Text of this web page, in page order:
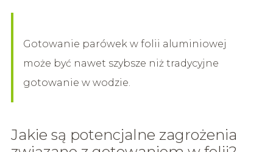
Gotowanie parówek w folii aluminiowej
może być nawet szybsze niż tradycyjne
gotowanie w wodzie.
Jakie są potencjalne zagrożenia